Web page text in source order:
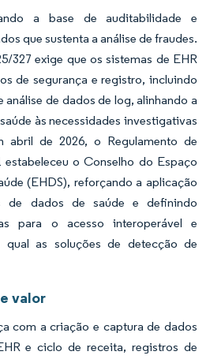
a base de auditabilidade e
que sustenta a análise de fraudes.
327 exige que os sistemas de EHR
de segurança e registro, incluindo
de dados de log, alinhando a
às necessidades investigativas
abril de 2026, o Regulamento de
estabeleceu o Conselho do Espaço
(EHDS), reforçando a aplicação
de dados de saúde e definindo
para o acesso interoperável e
as soluções de detecção de
valor
com a criação e captura de dados
e ciclo de receita, registros de